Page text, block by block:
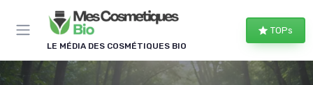
LE MÉDIA DES COSMÉTIQUES BIO
TOPs
Panneau de gestion des cookies